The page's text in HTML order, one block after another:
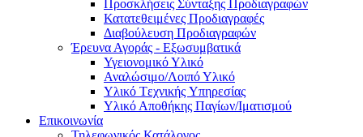
Προσκλήσεις Σύνταξης Προδιαγραφών
Κατατεθειμένες Προδιαγραφές
Διαβούλευση Προδιαγραφών
Έρευνα Αγοράς - Εξωσυμβατικά
Υγειονομικό Υλικό
Αναλώσιμο/Λοιπό Υλικό
Υλικό Tεχνικής Yπηρεσίας
Υλικό Αποθήκης Παγίων/Ιματισμού
Επικοινωνία